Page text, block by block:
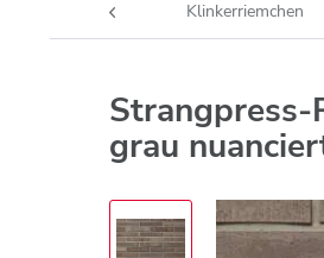
Klinkerriemchen
Strangpress-
grau